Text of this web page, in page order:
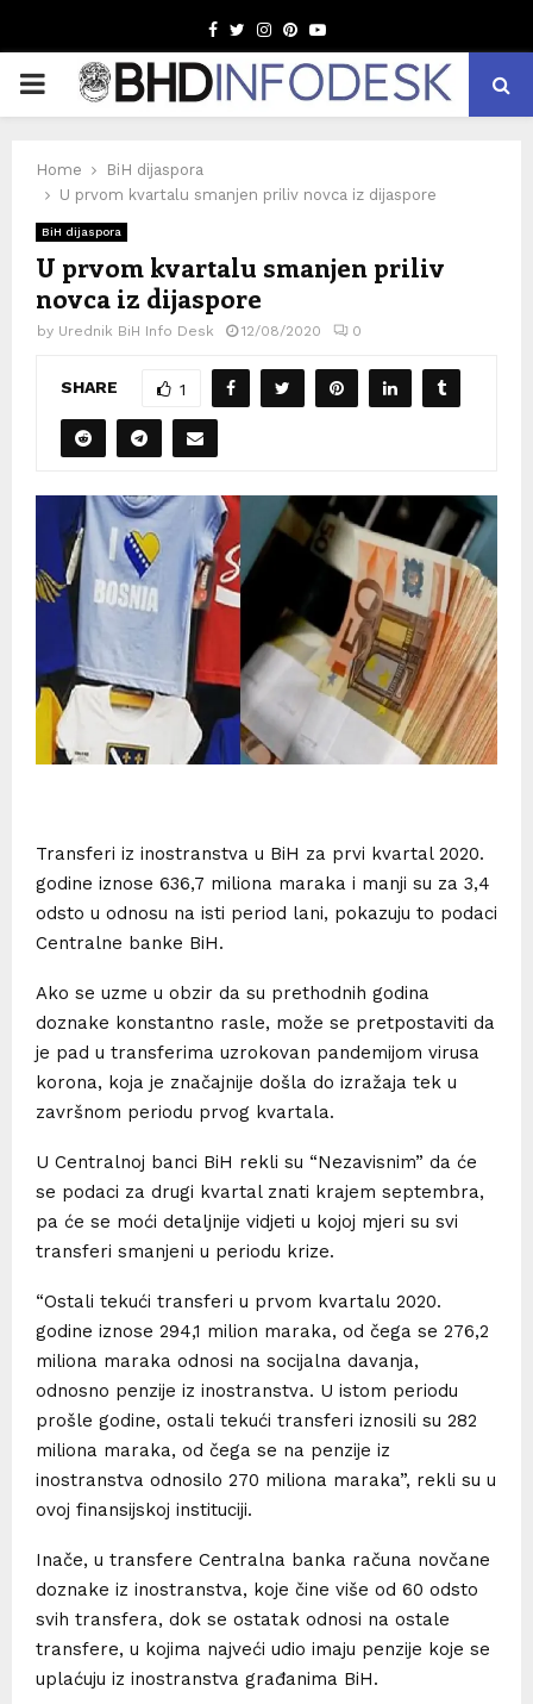
Facebook
TwitterInstagram
Pinterest
Youtube
PRIMARY
Home
BiH dijaspora
U prvom kvartalu smanjen priliv novca iz dijaspore
BiH dijaspora
U prvom kvartalu smanjen priliv
novca iz dijaspore
by Urednik BiH Info Desk 12/08/2020 0
SHARE 1
Transferi iz inostranstva u BiH za prvi kvartal 2020.
godine iznose 636,7 miliona maraka i manji su za 3,4
odsto u odnosu na isti period lani, pokazuju to podaci
Centralne banke BiH.
Ako se uzme u obzir da su prethodnih godina
doznake konstantno rasle, može se pretpostaviti da
je pad u transferima uzrokovan pandemijom virusa
korona, koja je značajnije došla do izražaja tek u
završnom periodu prvog kvartala.
U Centralnoj banci BiH rekli su “Nezavisnim” da će
se podaci za drugi kvartal znati krajem septembra,
pa će se moći detaljnije vidjeti u kojoj mjeri su svi
transferi smanjeni u periodu krize.
“Ostali tekući transferi u prvom kvartalu 2020.
godine iznose 294,1 milion maraka, od čega se 276,2
miliona maraka odnosi na socijalna davanja,
odnosno penzije iz inostranstva. U istom periodu
prošle godine, ostali tekući transferi iznosili su 282
miliona maraka, od čega se na penzije iz
inostranstva odnosilo 270 miliona maraka”, rekli su u
ovoj finansijskoj instituciji.
Inače, u transfere Centralna banka računa novčane
doznake iz inostranstva, koje čine više od 60 odsto
svih transfera, dok se ostatak odnosi na ostale
transfere, u kojima najveći udio imaju penzije koje se
uplaćuju iz inostranstva građanima BiH.